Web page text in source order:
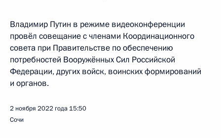
Владимир Путин в режиме видеоконференции
провёл совещание с членами Координационного
совета при Правительстве по обеспечению
потребностей Вооружённых Сил Российской
Федерации, других войск, воинских формирований
и органов.
2 ноября 2022 года 15:50
Сочи